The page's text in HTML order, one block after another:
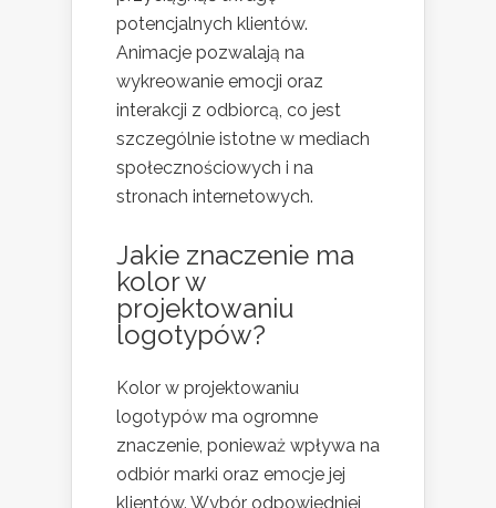
potencjalnych klientów.
Animacje pozwalają na
wykreowanie emocji oraz
interakcji z odbiorcą, co jest
szczególnie istotne w mediach
społecznościowych i na
stronach internetowych.
Jakie znaczenie ma
kolor w
projektowaniu
logotypów?
Kolor w projektowaniu
logotypów ma ogromne
znaczenie, ponieważ wpływa na
odbiór marki oraz emocje jej
klientów. Wybór odpowiedniej